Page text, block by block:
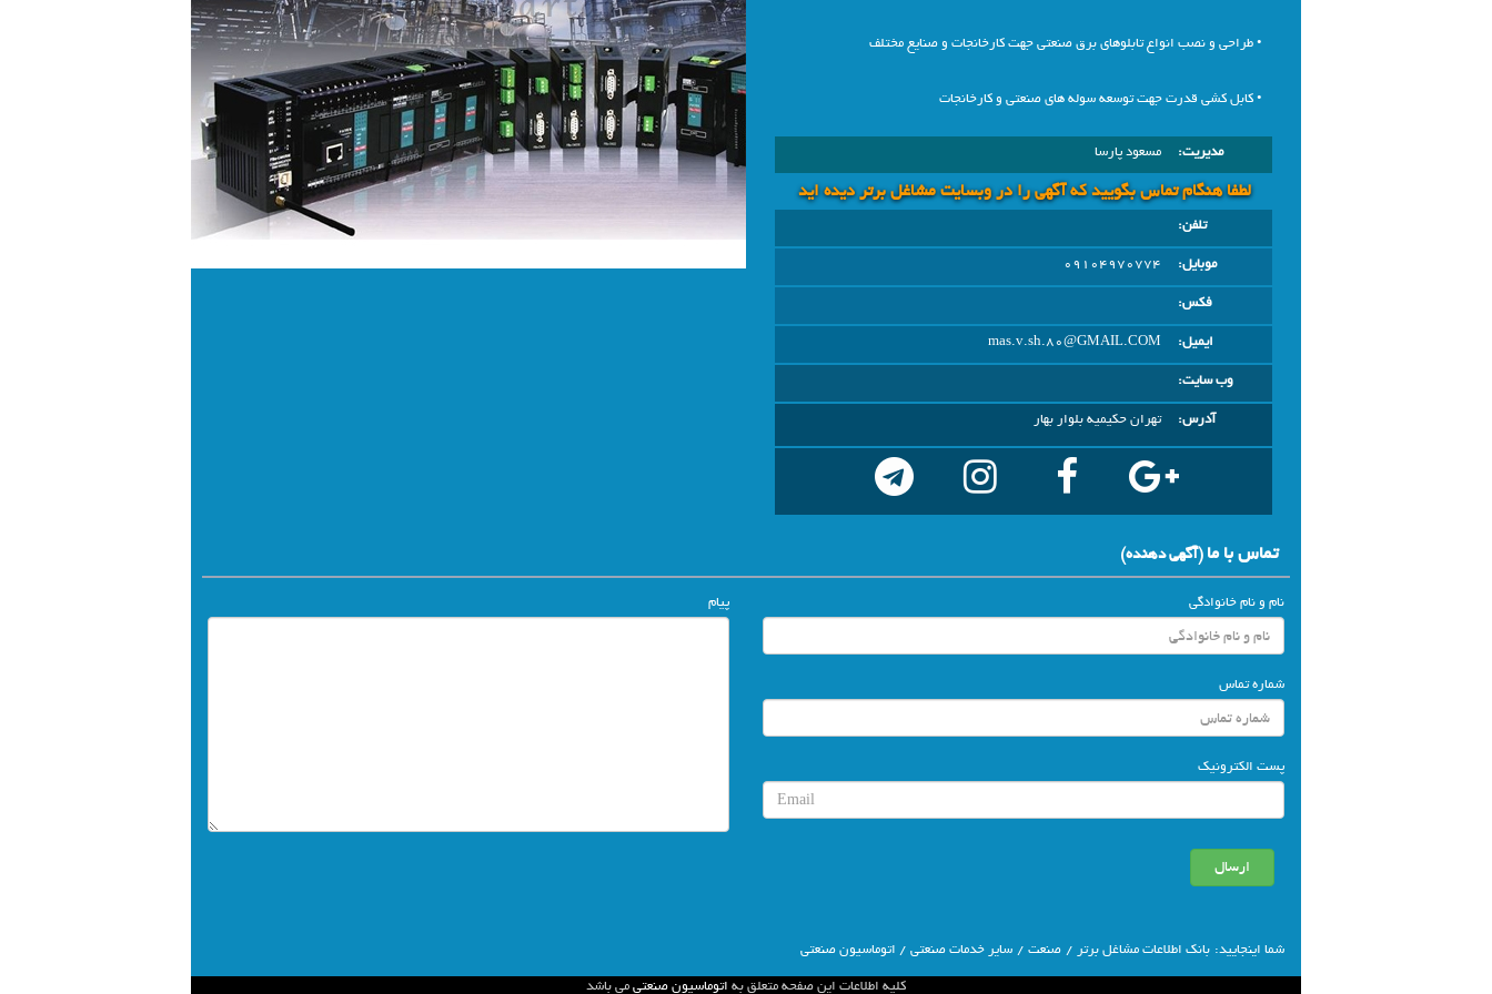
• طراحی و نصب انواع تابلوهای برق صنعتی جهت کارخانجات و صنایع مختلف
• کابل کشی قدرت جهت توسعه سوله های صنعتی و کارخانجات
مدیریت: مسعود پارسا
لطفا هنگام تماس بگویید که آگهی را در وبسايت مشاغل برتر دیده اید
تلفن:
موبایل:
09104970774
فکس:
ایمیل:
mas.v.sh.80@GMAIL.COM
وب سایت:
آدرس:
تهران حکیمیه بلوار بهار
تماس با ما(آگهي دهنده)
نام و نام خانوادگی
شماره تماس
پست الکترونیک
پیام
شما اينجاييد: بانك اطلاعات مشاغل برتر / صنعت / سایر خدمات صنعتی / اتوماسیون صنعتی
كليه اطلاعات اين صفحه متعلق به اتوماسیون صنعتیمي باشد